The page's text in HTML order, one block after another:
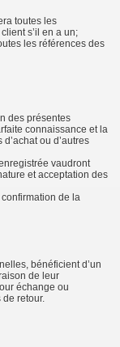
toutes les
s’il en a un;
les références des
des présentes
connaissance et la
ou d’autres
vaudront
et acceptation des
de la
bénéficient d’un
de leur
échange ou
retour.